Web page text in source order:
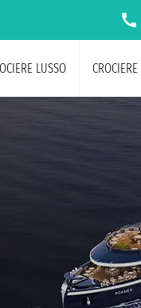
LUSSO CROCIERE